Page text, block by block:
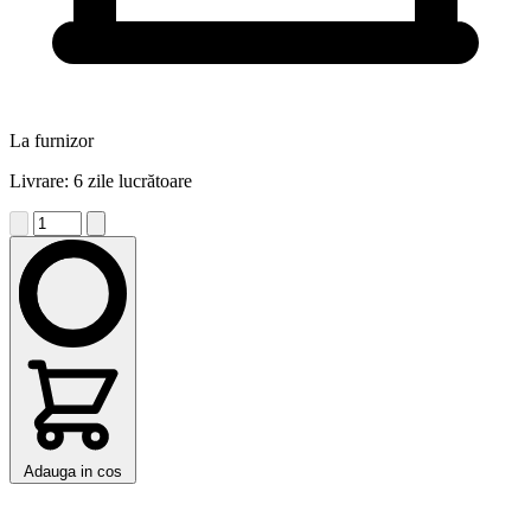
La furnizor
Livrare: 6 zile lucrătoare
Adauga in cos